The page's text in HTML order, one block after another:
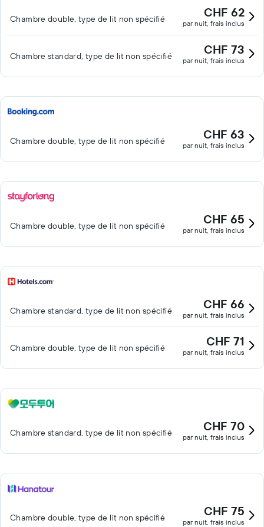
Chambre double, type de lit non spécifié CHF 62
par nuit, frais inclus
Chambre standard, type de lit non spécifié CHF 73
par nuit, frais inclus
Chambre double, type de lit non spécifié CHF 63
par nuit, frais inclus
Chambre double, type de lit non spécifié CHF 65
par nuit, frais inclus
Chambre standard, type de lit non spécifié CHF 66
par nuit, frais inclus
Chambre double, type de lit non spécifié CHF 71
par nuit, frais inclus
Chambre standard, type de lit non spécifié CHF 70
par nuit, frais inclus
Chambre double, type de lit non spécifié CHF 75
par nuit, frais inclus